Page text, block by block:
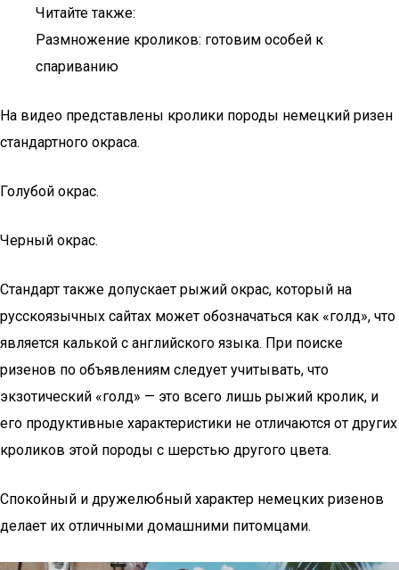
Читайте также:
Размножение кроликов: готовим особей к
спариванию
На видео представлены кролики породы немецкий ризен
стандартного окраса.
Голубой окрас.
Черный окрас.
Стандарт также допускает рыжий окрас, который на
русскоязычных сайтах может обозначаться как «голд», что
является калькой с английского языка. При поиске
ризенов по объявлениям следует учитывать, что
экзотический «голд» — это всего лишь рыжий кролик, и
его продуктивные характеристики не отличаются от других
кроликов этой породы с шерстью другого цвета.
Спокойный и дружелюбный характер немецких ризенов
делает их отличными домашними питомцами.